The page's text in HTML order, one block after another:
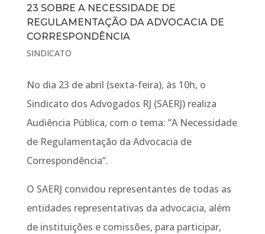
23 SOBRE A NECESSIDADE DE
REGULAMENTAÇÃO DA ADVOCACIA DE
CORRESPONDÊNCIA
SINDICATO
No dia 23 de abril (sexta-feira), às 10h, o
Sindicato dos Advogados RJ (SAERJ) realiza
Audiência Pública, com o tema: ”A Necessidade
de Regulamentação da Advocacia de
Correspondência”.
O SAERJ convidou representantes de todas as
entidades representativas da advocacia, além
de instituições e comissões, para participar,